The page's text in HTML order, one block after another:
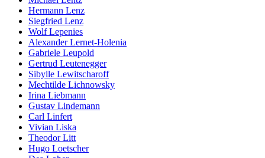
Hermann Lenz
Siegfried Lenz
Wolf Lepenies
Alexander Lernet-Holenia
Gabriele Leupold
Gertrud Leutenegger
Sibylle Lewitscharoff
Mechtilde Lichnowsky
Irina Liebmann
Gustav Lindemann
Carl Linfert
Vivian Liska
Theodor Litt
Hugo Loetscher